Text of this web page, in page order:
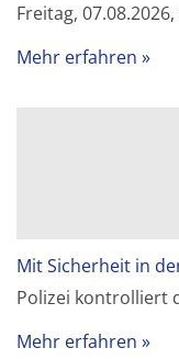
Freitag,
Mehr erfahren
Mit Sicherheit in
Polizei kontrolliert
Mehr erfahren